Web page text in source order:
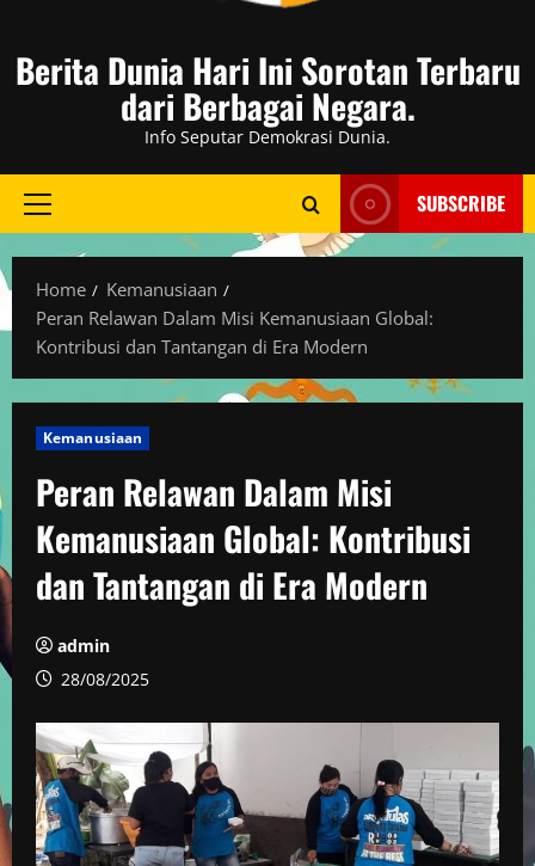
Berita Dunia Hari Ini Sorotan Terbaru
dari Berbagai Negara.
Info Seputar Demokrasi Dunia.
Primary
SUBSCRIBE
Home
Kemanusiaan
Peran Relawan Dalam Misi Kemanusiaan Global:
Kontribusi dan Tantangan di Era Modern
Kemanusiaan
Peran Relawan Dalam Misi
Kemanusiaan Global: Kontribusi
dan Tantangan di Era Modern
admin
28/08/2025